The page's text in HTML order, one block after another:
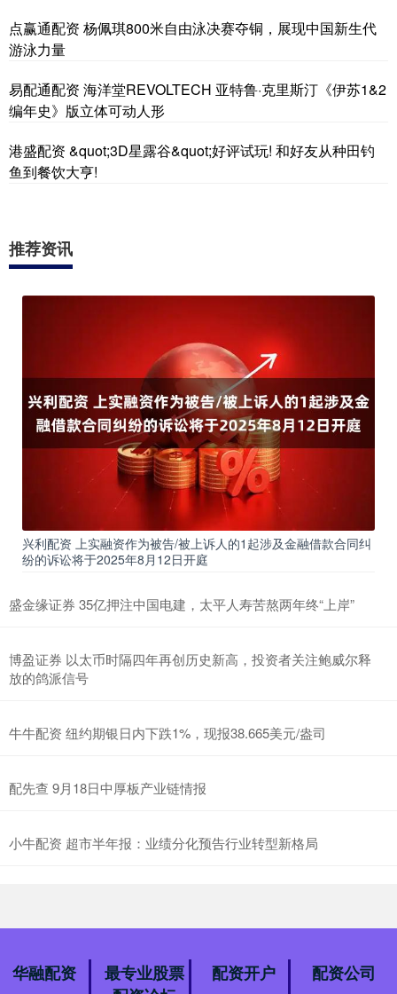
点赢通配资 杨佩琪800米自由泳决赛夺铜，展现中国新生代
游泳力量
易配通配资 海洋堂REVOLTECH 亚特鲁·克里斯汀《伊苏1&2
编年史》版立体可动人形
港盛配资 &quot;3D星露谷&quot;好评试玩! 和好友从种田钓
鱼到餐饮大亨!
推荐资讯
兴利配资 上实融资作为被告/被上诉人的1起涉及金融借款合同纠
纷的诉讼将于2025年8月12日开庭
盛金缘证券 35亿押注中国电建，太平人寿苦熬两年终“上岸”
博盈证券 以太币时隔四年再创历史新高，投资者关注鲍威尔释
放的鸽派信号
牛牛配资 纽约期银日内下跌1%，现报38.665美元/盎司
配先查 9月18日中厚板产业链情报
小牛配资 超市半年报：业绩分化预告行业转型新格局
华融配资
最专业股票
配资开户 配资公司